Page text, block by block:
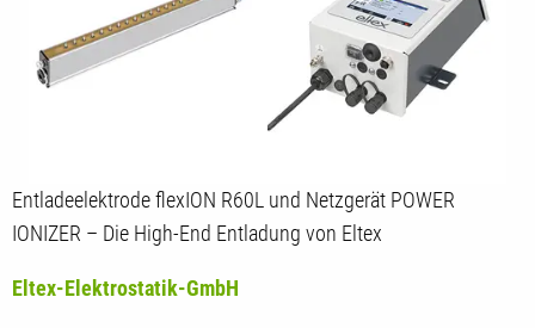
Entladeelektrode flexION R60L und Netzgerät POWER
IONIZER – Die High-End Entladung von Eltex
Eltex-Elektrostatik-GmbH